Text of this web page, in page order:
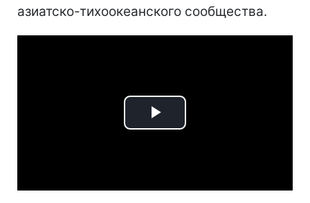
азиатско-тихоокеанского сообщества.
Play